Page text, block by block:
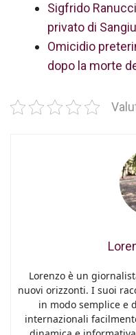
Sigfrido
privato di
Omicidio
dopo la morte
Lorenzo è un
nuovi orizzonti. I suoi
in modo semplice e
internazionali